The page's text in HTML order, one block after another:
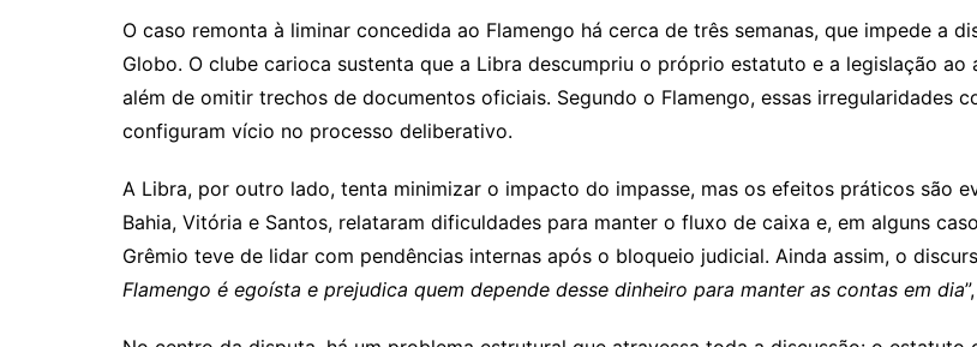
O caso remonta à liminar concedida ao Flamengo há cerca de três semanas, que impede a
Globo. O clube carioca sustenta que a Libra descumpriu o próprio estatuto e a legislação
além de omitir trechos de documentos oficiais. Segundo o Flamengo, essas irregularidades
configuram vício no processo deliberativo.
A Libra, por outro lado, tenta minimizar o impacto do impasse, mas os efeitos práticos são
Bahia, Vitória e Santos, relataram dificuldades para manter o fluxo de caixa e, em alguns
Grêmio teve de lidar com pendências internas após o bloqueio judicial. Ainda assim, o
Flamengo é egoísta e prejudica quem depende desse dinheiro para manter as contas em dia